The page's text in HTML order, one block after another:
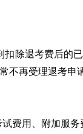
除退考费后的
不再受理退考申
费用、附加服务